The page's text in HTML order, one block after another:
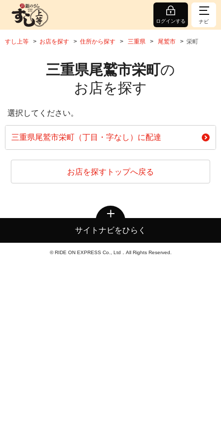
ログインする ナビ
すし上等 お店を探す 住所から探す 三重県 尾鷲市 栄町
三重県尾鷲市栄町の
お店を探す
選択してください。
三重県尾鷲市栄町（丁目・字なし）に配達
お店を探すトップへ戻る
サイトナビをひらく
© RIDE ON EXPRESS Co., Ltd．All Rights Reserved.